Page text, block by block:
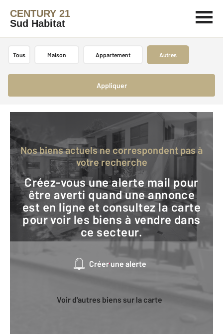
CENTURY 21
Sud Habitat
Tous Maison Appartement Autres
Appliquer
Nos biens actuels ne correspondent pas à
votre recherche
Créez-vous une alerte mail pour
être averti quand une annonce
est en ligne et consultez la carte
pour voir les biens à vendre dans
ce secteur.
Créer une alerte
Voir d'autres biens sur la carte